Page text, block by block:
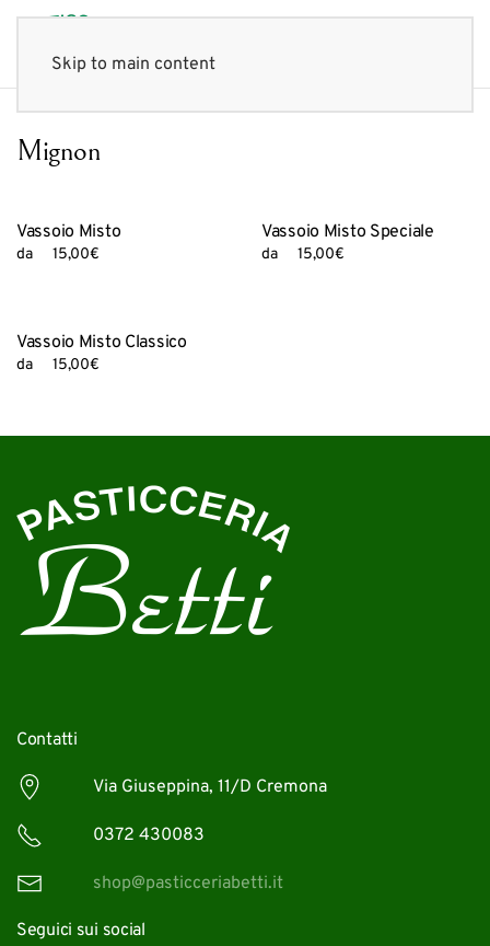
Skip to main content
Mignon
Vassoio Misto
da 15,00€
Vassoio Misto Speciale
da 15,00€
Vassoio Misto Classico
da 15,00€
Contatti
Via Giuseppina, 11/D Cremona
0372 430083
shop@pasticceriabetti.it
Seguici sui social